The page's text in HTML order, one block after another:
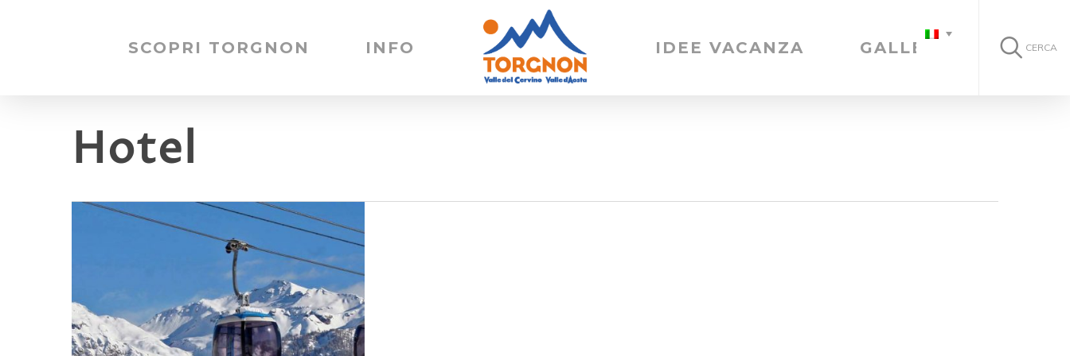
SCOPRI TORGNON INFO IDEE VACANZA GALLERIA CERCA
Hotel